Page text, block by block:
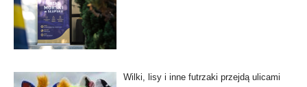
Wilki, lisy i inne futrzaki przejdą ulicami